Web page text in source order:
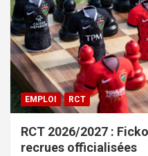
EMPLOI RCT
RCT 2026/2027 :
recrues officialisées